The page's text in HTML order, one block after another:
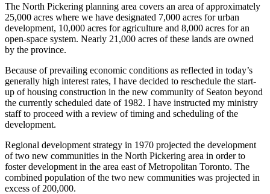
The North Pickering planning area covers an area of approximately
25,000 acres where we have designated 7,000 acres for urban
development, 10,000 acres for agriculture and 8,000 acres for an
open-space system. Nearly 21,000 acres of these lands are owned
by the province.
Because of prevailing economic conditions as reflected in today’s
generally high interest rates, I have decided to reschedule the start-
up of housing construction in the new community of Seaton beyond
the currently scheduled date of 1982. I have instructed my ministry
staff to proceed with a review of timing and scheduling of the
development.
Regional development strategy in 1970 projected the development
of two new communities in the North Pickering area in order to
foster development in the area east of Metropolitan Toronto. The
combined population of the two new communities was projected in
excess of 200,000.